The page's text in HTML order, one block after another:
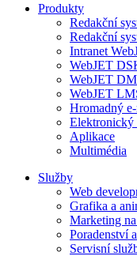
Produkty
Redakční
Redakční
Intranet
WebJET
WebJET
WebJET
Hromadný
Elektronický
Aplikace
Multimédia
Služby
Web
Grafika a
Marketing
Poradenství
Servisní